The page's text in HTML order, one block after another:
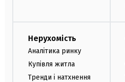
Нерухомість
Аналітика ринку
Купівля житла
Тренди і натхнення